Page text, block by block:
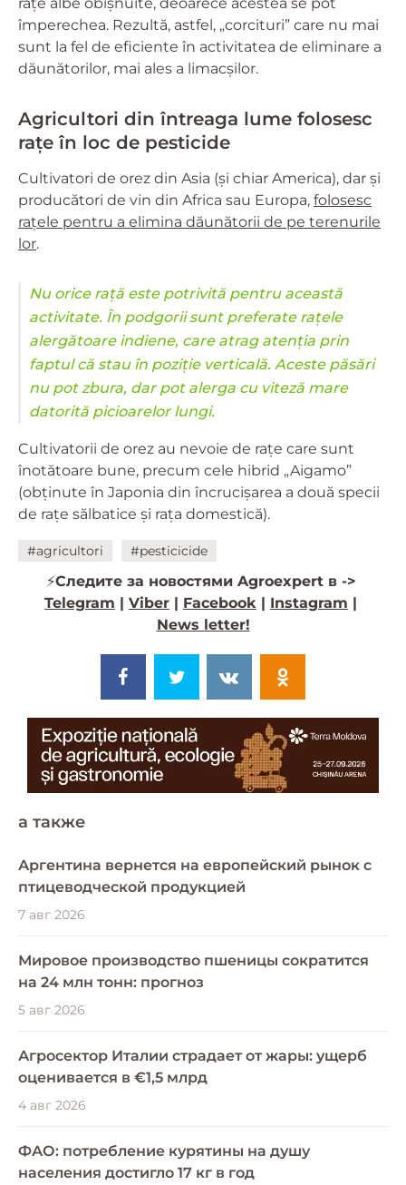
împerechea. Rezultă, astfel, „corcituri” care nu mai
sunt la fel de eficiente în activitatea de eliminare a
dăunătorilor, mai ales a limacșilor.
Agricultori din întreaga lume folosesc
rațe în loc de pesticide
Cultivatori de orez din Asia (și chiar America), dar și
producători de vin din Africa sau Europa, folosesc
rațele pentru a elimina dăunătorii de pe terenurile
lor.
Nu orice rață este potrivită pentru această
activitate. În podgorii sunt preferate rațele
alergătoare indiene, care atrag atenția prin
faptul că stau în poziție verticală. Aceste păsări
nu pot zbura, dar pot alerga cu viteză mare
datorită picioarelor lungi.
Cultivatorii de orez au nevoie de rațe care sunt
înotătoare bune, precum cele hibrid „Aigamo”
(obținute în Japonia din încrucișarea a două specii
de rațe sălbatice și rața domestică).
#agricultori #pesticicide
⚡️Следите за новостями Agroexpert в ->
Telegram | Viber | Facebook | Instagram |
News letter!
a также
Аргентина вернется на европейский рынок с
птицеводческой продукцией
7 авг 2026
Мировое производство пшеницы сократится
на 24 млн тонн: прогноз
5 авг 2026
Агросектор Италии страдает от жары: ущерб
оценивается в €1,5 млрд
4 авг 2026
ФАО: потребление курятины на душу
населения достигло 17 кг в год